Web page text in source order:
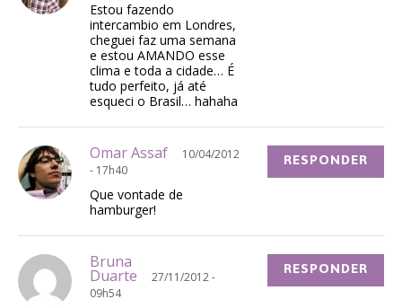
Estou fazendo
intercambio em Londres,
cheguei faz uma semana
e estou AMANDO esse
clima e toda a cidade… É
tudo perfeito, já até
esqueci o Brasil… hahaha
Omar Assaf
10/04/2012
- 17h40
Que vontade de
hamburger!
RESPONDER
Bruna
Duarte
27/11/2012 -
09h54
RESPONDER